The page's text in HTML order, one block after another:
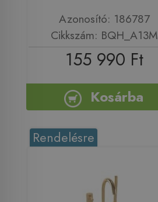
Azonosító: 186787
Cikkszám: BQH_A13M
155 990 Ft
Kosárba
Rendelésre